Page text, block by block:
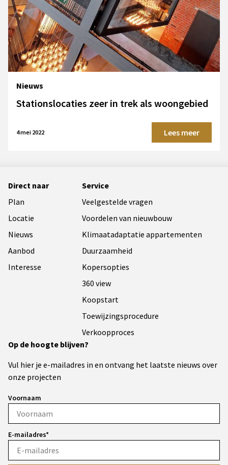
Nieuws
Stationslocaties zeer in trek als woongebied
4 mei 2022 Lees meer
Direct naar
Plan
Locatie
Nieuws
Aanbod
Interesse
Service
Veelgestelde vragen
Voordelen van nieuwbouw
Klimaatadaptatie appartementen
Duurzaamheid
Kopersopties
360 view
Koopstart
Toewijzingsprocedure
Verkoopproces
Op de hoogte blijven?
Vul hier je e-mailadres in en ontvang het laatste nieuws over
onze projecten
Voornaam
E-mailadres*